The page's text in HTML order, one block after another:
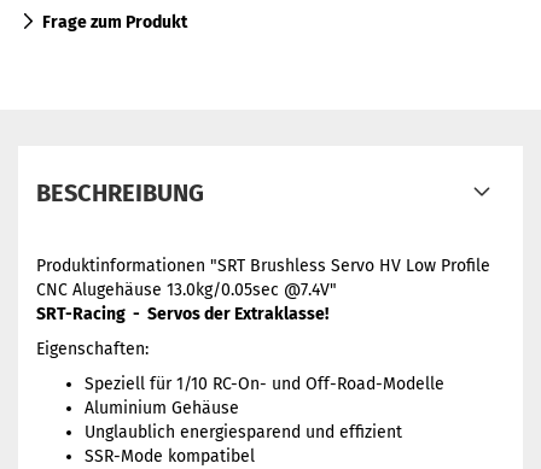
Frage zum Produkt
BESCHREIBUNG
Produktinformationen "SRT Brushless Servo HV Low Profile
CNC Alugehäuse 13.0kg/0.05sec @7.4V"
SRT-Racing - Servos der Extraklasse!
Eigenschaften:
Speziell für 1/10 RC-On- und Off-Road-Modelle
Aluminium Gehäuse
Unglaublich energiesparend und effizient
SSR-Mode kompatibel